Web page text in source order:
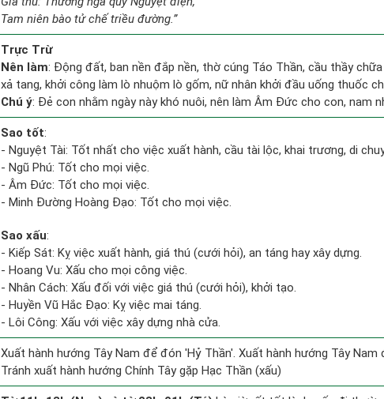
Tam niên bào tử chế triều đường.”
Trực Trừ
Nên làm: Động đất, ban nền đắp nền, thờ cúng Táo Thần, cầu thầy
xả tang, khởi công làm lò nhuộm lò gốm, nữ nhân khởi đầu uống thuốc
Chú ý: Đẻ con nhằm ngày này khó nuôi, nên làm Âm Đức cho con, nam
Sao tốt:
- Nguyệt Tài: Tốt nhất cho việc xuất hành, cầu tài lộc, khai trương, di
- Ngũ Phú: Tốt cho mọi việc.
- Âm Đức: Tốt cho mọi việc.
- Minh Đường Hoàng Đạo: Tốt cho mọi việc.
Sao xấu:
- Kiếp Sát: Kỵ việc xuất hành, giá thú (cưới hỏi), an táng hay xây dựng.
- Hoang Vu: Xấu cho mọi công việc.
- Nhân Cách: Xấu đối với việc giá thú (cưới hỏi), khởi tạo.
- Huyền Vũ Hắc Đạo: Kỵ việc mai táng.
- Lôi Công: Xấu với việc xây dựng nhà cửa.
Xuất hành hướng Tây Nam để đón 'Hỷ Thần'. Xuất hành hướng Tây Nam
Tránh xuất hành hướng Chính Tây gặp Hạc Thần (xấu)